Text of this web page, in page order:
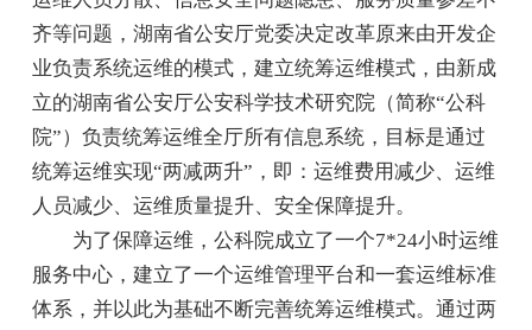
齐等问题，湖南省公安厅党委决定改革原来由开发企
业负责系统运维的模式，建立统筹运维模式，由新成
立的湖南省公安厅公安科学技术研究院（简称“公科
院”）负责统筹运维全厅所有信息系统，目标是通过
统筹运维实现“两减两升”，即：运维费用减少、运维
人员减少、运维质量提升、安全保障提升。
为了保障运维，公科院成立了一个7*24小时运维
服务中心，建立了一个运维管理平台和一套运维标准
体系，并以此为基础不断完善统筹运维模式。通过两